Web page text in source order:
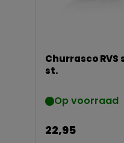
Churrasco
st.
Op voorraad
22,95